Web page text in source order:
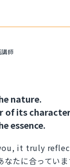
講師
nature.
of its
essence.
it truly
なたに合ってい